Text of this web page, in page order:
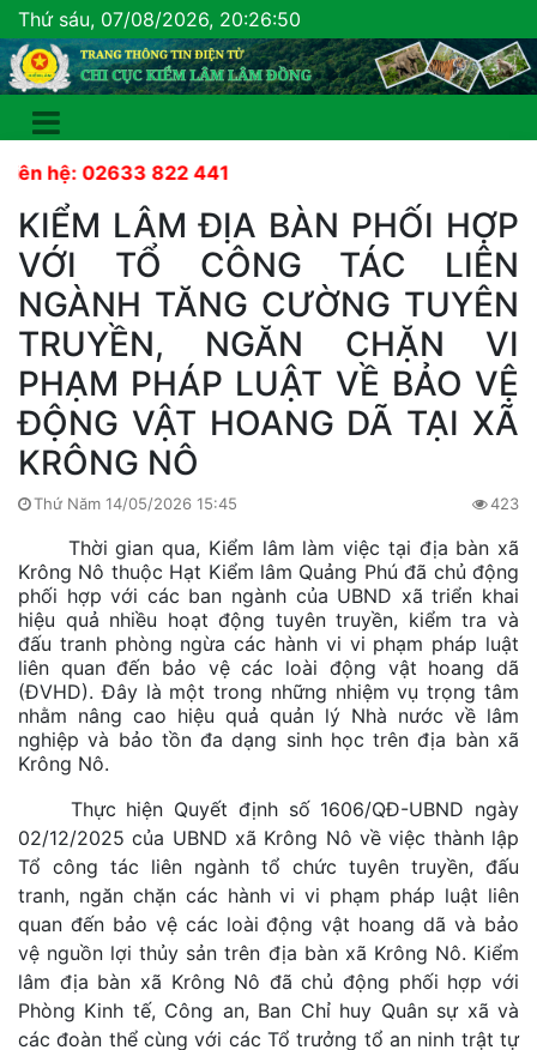
Thứ sáu, 07/08/2026, 20:26:51
02633 822 441
KIỂM LÂM ĐỊA BÀN PHỐI HỢP
VỚI TỔ CÔNG TÁC LIÊN
NGÀNH TĂNG CƯỜNG TUYÊN
TRUYỀN, NGĂN CHẶN VI
PHẠM PHÁP LUẬT VỀ BẢO VỆ
ĐỘNG VẬT HOANG DÃ TẠI XÃ
KRÔNG NÔ
Thứ Năm 14/05/2026 15:45 423
Thời gian qua, Kiểm lâm làm việc tại địa bàn xã
Krông Nô thuộc Hạt Kiểm lâm Quảng Phú đã chủ động
phối hợp với các ban ngành của UBND xã triển khai
hiệu quả nhiều hoạt động tuyên truyền, kiểm tra và
đấu tranh phòng ngừa các hành vi vi phạm pháp luật
liên quan đến bảo vệ các loài động vật hoang dã
(ĐVHD). Đây là một trong những nhiệm vụ trọng tâm
nhằm nâng cao hiệu quả quản lý Nhà nước về lâm
nghiệp và bảo tồn đa dạng sinh học trên địa bàn xã
Krông Nô.
Thực hiện Quyết định số 1606/QĐ-UBND ngày
02/12/2025 của UBND xã Krông Nô về việc thành lập
Tổ công tác liên ngành tổ chức tuyên truyền, đấu
tranh, ngăn chặn các hành vi vi phạm pháp luật liên
quan đến bảo vệ các loài động vật hoang dã và bảo
vệ nguồn lợi thủy sản trên địa bàn xã Krông Nô. Kiểm
lâm địa bàn xã Krông Nô đã chủ động phối hợp với
Phòng Kinh tế, Công an, Ban Chỉ huy Quân sự xã và
các đoàn thể cùng với các Tổ trưởng tổ an ninh trật tự